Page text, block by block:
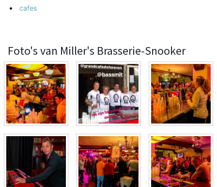
cafes
Foto's van Miller's Brasserie-Snooker